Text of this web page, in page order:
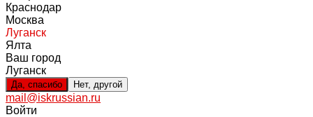
Краснодар
Москва
Луганск
Ялта
Ваш город
Луганск
Да, спасибо Нет, другой
mail@iskrussian.ru
Войти